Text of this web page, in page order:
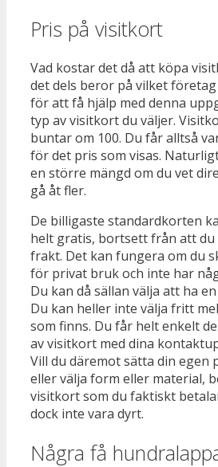
Pris på visitkort
Vad kostar det då att köpa
det dels beror på vilket
för att få hjälp med denna
typ av visitkort du väljer.
buntar om 100. Du får alltså
för det pris som visas.
en större mängd om du vet
gå åt fler.
De billigaste standardkorten
helt gratis, bortsett från att du
frakt. Det kan fungera om du
för privat bruk och inte har
Du kan då sällan välja att ha
Du kan heller inte välja fritt
som finns. Du får helt enkelt
av visitkort med dina
Vill du däremot sätta din egen
eller välja form eller material,
visitkort som du faktiskt
dock inte vara dyrt.
Några få